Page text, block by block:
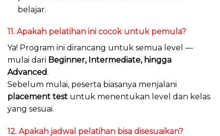
belajar.
11. Apakah pelatihan ini cocok untuk pemula?
Ya! Program ini dirancang untuk semua level —
mulai dari Beginner, Intermediate, hingga
Advanced.
Sebelum mulai, peserta biasanya menjalani
placement test untuk menentukan level dan kelas
yang sesuai.
12. Apakah jadwal pelatihan bisa disesuaikan?